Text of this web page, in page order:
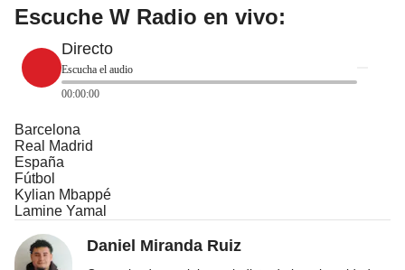
Escuche W Radio en vivo:
Directo
Escucha el audio
00:00:00
Barcelona
Real Madrid
España
Fútbol
Kylian Mbappé
Lamine Yamal
Daniel Miranda Ruiz